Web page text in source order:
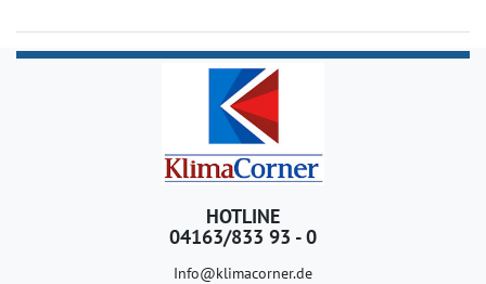
HOTLINE
04163/833 93 - 0
Info@klimacorner.de